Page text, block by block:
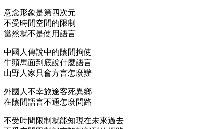
意念形象是第四次元
不受時間空間的限制
當然就不是使用語言
中國人傳說中的陰間拘使
牛頭馬面到底說什麼語言
山野人家只會方言怎麼辦
外國人不幸旅途客死異鄉
在陰間語言不通怎麼問路
不受時間限制就能知現在未來過去